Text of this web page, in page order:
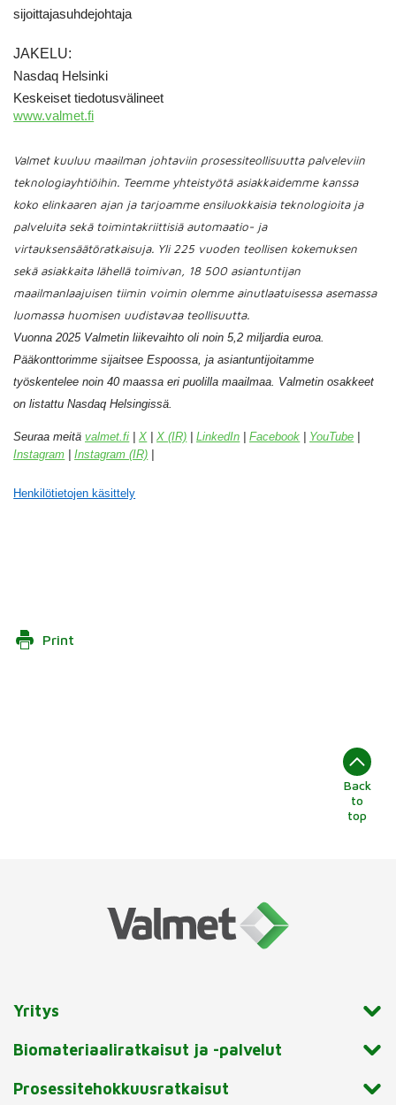
sijoittajasuhdejohtaja
JAKELU:
Nasdaq Helsinki
Keskeiset tiedotusvälineet
www.valmet.fi
Valmet kuuluu maailman johtaviin prosessiteollisuutta palveleviin
teknologiayhtiöihin. Teemme yhteistyötä asiakkaidemme kanssa
koko elinkaaren ajan ja tarjoamme ensiluokkaisia teknologioita ja
palveluita sekä toimintakriittisiä automaatio- ja
virtauksensäätöratkaisuja. Yli 225 vuoden teollisen kokemuksen
sekä asiakkaita lähellä toimivan, 18 500 asiantuntijan
maailmanlaajuisen tiimin voimin olemme ainutlaatuisessa asemassa
luomassa huomisen uudistavaa teollisuutta.
Vuonna 2025 Valmetin liikevaihto oli noin 5,2 miljardia euroa.
Pääkonttorimme sijaitsee Espoossa, ja asiantuntijoitamme
työskentelee noin 40 maassa eri puolilla maailmaa. Valmetin osakkeet
on listattu Nasdaq Helsingissä.
Seuraa meitävalmet.fi |X |X (IR) |LinkedIn |Facebook | YouTube |
Instagram |Instagram (IR) |
Henkilötietojen käsittely
Print
Back
to
top
Yritys
Biomateriaaliratkaisut ja -palvelut
Prosessitehokkuusratkaisut